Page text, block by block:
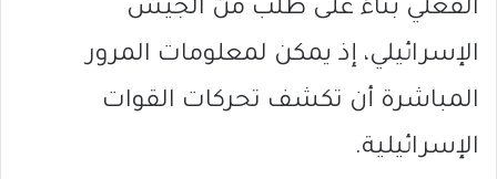
الفعلي بناءً على طلب من الجيش
الإسرائيلي، إذ يمكن لمعلومات المرور
المباشرة أن تكشف تحركات القوات
الإسرائيلية.